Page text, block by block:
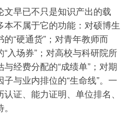
早已不只是知识产出的载
本不属于它的功能：对硕博生
“硬通货”；对青年教师而
入场券”；对高校与科研院所
经费分配的“成绩单”；对期
与业内排位的“生命线”。一
证、能力证明、单位排名、